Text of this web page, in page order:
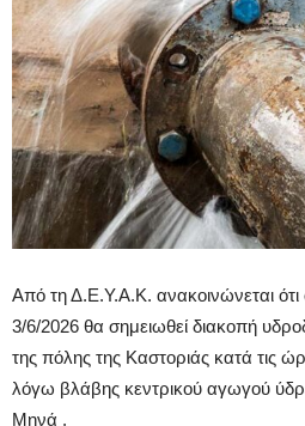
Από τη Δ.Ε.Υ.Α.Κ. ανακοινώνεται
3/6/2026 θα σημειωθεί διακοπή
της πόλης της Καστοριάς κατά τις
λόγω βλάβης κεντρικού αγωγού
Μηνά .